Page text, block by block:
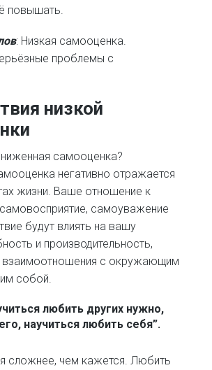
повышать.
: Низкая самооценка.
проблемы с
низкой
самооценка?
негативно отражается
жизни. Ваше отношение к
самоуважение
будут влиять на вашу
и производительность,
взаимоотношения с окружающим
собой.
любить других нужно,
научиться любить себя”.
сложнее, чем кажется. Любить